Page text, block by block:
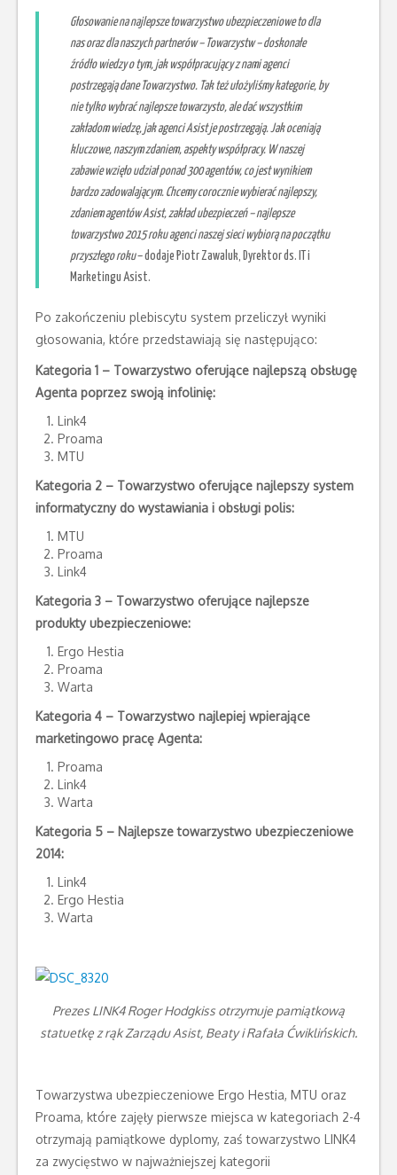
Głosowanie na najlepsze towarzystwo ubezpieczeniowe to dla
nas oraz dla naszych partnerów – Towarzystw – doskonałe
źródło wiedzy o tym, jak współpracujący z nami agenci
postrzegają dane Towarzystwo. Tak też ułożyliśmy kategorie, by
nie tylko wybrać najlepsze towarzysto, ale dać wszystkim
zakładom wiedzę, jak agenci Asist je postrzegają. Jak oceniają
kluczowe, naszym zdaniem, aspekty współpracy. W naszej
zabawie wzięło udział ponad 300 agentów, co jest wynikiem
bardzo zadowalającym. Chcemy corocznie wybierać najlepszy,
zdaniem agentów Asist, zakład ubezpieczeń – najlepsze
towarzystwo 2015 roku agenci naszej sieci wybiorą na początku
przyszłego roku– dodaje Piotr Zawaluk, Dyrektor ds. IT i
Marketingu Asist.
Po zakończeniu plebiscytu system przeliczył wyniki
głosowania, które przedstawiają się następująco:
Kategoria 1 – Towarzystwo oferujące najlepszą obsługę
Agenta poprzez swoją infolinię:
Link4
Proama
MTU
Kategoria 2 – Towarzystwo oferujące najlepszy system
informatyczny do wystawiania i obsługi polis:
MTU
Proama
Link4
Kategoria 3 – Towarzystwo oferujące najlepsze
produkty ubezpieczeniowe:
Ergo Hestia
Proama
Warta
Kategoria 4 – Towarzystwo najlepiej wpierające
marketingowo pracę Agenta:
Proama
Link4
Warta
Kategoria 5 – Najlepsze towarzystwo ubezpieczeniowe
2014:
Link4
Ergo Hestia
Warta
Prezes LINK4 Roger Hodgkiss otrzymuje pamiątkową
statuetkę z rąk Zarządu Asist, Beaty i Rafała Ćwiklińskich.
Towarzystwa ubezpieczeniowe Ergo Hestia, MTU oraz
Proama, które zajęły pierwsze miejsca w kategoriach 2-4
otrzymają pamiątkowe dyplomy, zaś towarzystwo LINK4
za zwycięstwo w najważniejszej kategorii